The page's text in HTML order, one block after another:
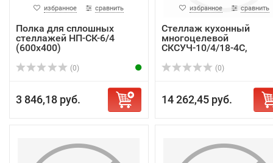
избранное сравнить
Полка для сплошных
стеллажей НП-СК-6/4
(600х400)
(0)
3 846,18 руб.
избранное сравнить
Стеллаж кухонный
многоцелевой
СКСУЧ-10/4/18-4С,
(0)
14 262,45 руб.